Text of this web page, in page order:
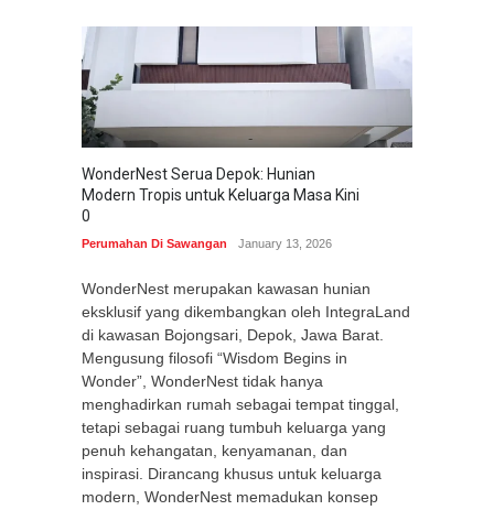
WonderNest Serua Depok: Hunian
Modern Tropis untuk Keluarga Masa Kini
0
Perumahan Di Sawangan January 13, 2026
WonderNest merupakan kawasan hunian
eksklusif yang dikembangkan oleh IntegraLand
di kawasan Bojongsari, Depok, Jawa Barat.
Mengusung filosofi “Wisdom Begins in
Wonder”, WonderNest tidak hanya
menghadirkan rumah sebagai tempat tinggal,
tetapi sebagai ruang tumbuh keluarga yang
penuh kehangatan, kenyamanan, dan
inspirasi. Dirancang khusus untuk keluarga
modern, WonderNest memadukan konsep